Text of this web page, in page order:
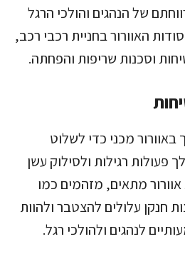
של הנהגים והולכי הרגל
האוורור בחניית רכבי רכב,
וסכנות שריפות והפחתה.
באוורור מכני כדי לשלוט
פעולות רגילות ולסילוק עשן
מתאים, מזהמים כמו
חנקן עלולים להצטבר ולהוות
לנהגים ולהולכי רגל.